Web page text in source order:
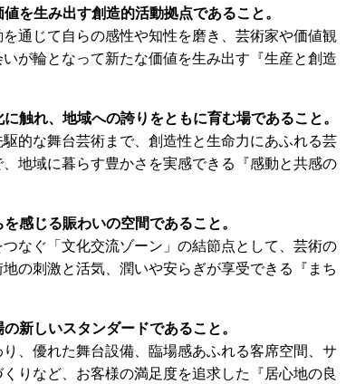
キッズルームプログラム
おでかけアリオス
ア
バ
鑑
フ
を生み出す創造的活動拠点であること。
通じて自らの感性や知性を磨き、芸術家や価値観
が輪となって新たな価値を生み出す『生産と創造
触れ、地域への誇りをともに育む場であること。
的な舞台芸術まで、創造性と生命力にあふれる芸
地域に暮らす豊かさを実感できる『感動と共感の
感じる賑わいの空間であること。
なぐ「文化交流ゾーン」の結節点として、芸術の
の刺激と活気、潤いや安らぎが享受できる『まち
新しいスタンダードであること。
、優れた舞台設備、臨場感あふれる客席空間、サ
りなど、お客様の満足度を追求した『居心地の良